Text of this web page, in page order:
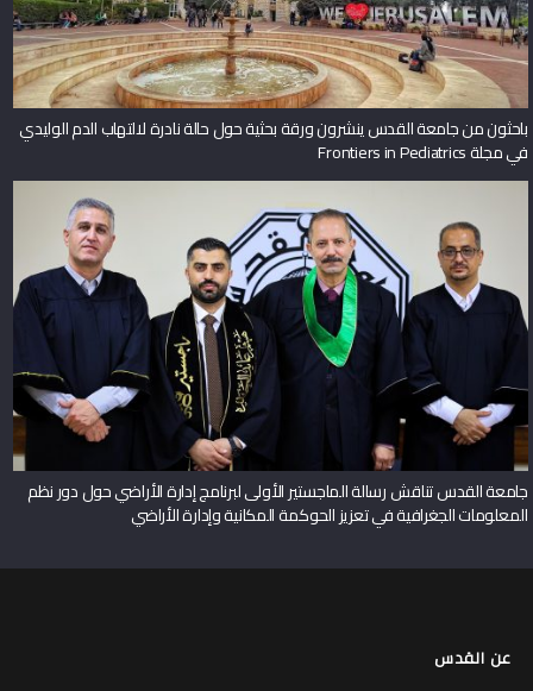
باحثون من جامعة القدس ينشرون ورقة بحثية حول حالة نادرة لالتهاب الدم الوليدي
في مجلة Frontiers in Pediatrics
جامعة القدس تناقش رسالة الماجستير الأولى لبرنامج إدارة الأراضي حول دور نظم
المعلومات الجغرافية في تعزيز الحوكمة المكانية وإدارة الأراضي
عن القدس